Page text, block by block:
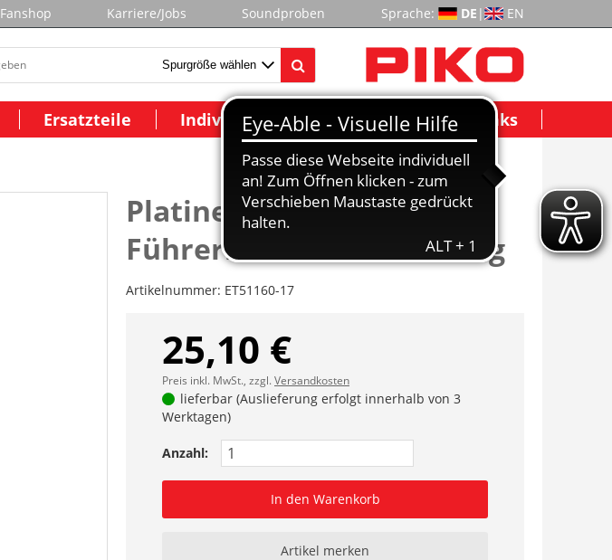
Fanshop Karriere/Jobs Soundproben Sprache: DE | EN
Ersatzteile Individuelle Modelle Wichtige Links
Platine Spitzlicht-
Führerhaus m. Abdeckung
Artikelnummer: ET51160-17
25,10 €
Preis inkl. MwSt., zzgl.Versandkosten
lieferbar (Auslieferung erfolgt innerhalb von 3
Werktagen)
Anzahl:
In den Warenkorb
Artikel merken